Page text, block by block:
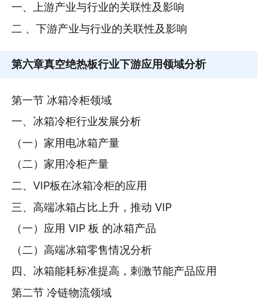
一、上游产业与行业的关联性及影响
二 、下游产业与行业的关联性及影响
第六章真空绝热板行业下游应用领域分析
第一节 冰箱冷柜领域
一、冰箱冷柜行业发展分析
（一）家用电冰箱产量
（二）家用冷柜产量
二、VIP板在冰箱冷柜的应用
三、高端冰箱占比上升，推动 VIP
（一）应用 VIP 板 的冰箱产品
（二）高端冰箱零售情况分析
四、冰箱能耗标准提高，刺激节能产品应用
第二节 冷链物流领域